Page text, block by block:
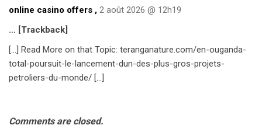
online casino offers , 2 août 2026 @ 12h19
… [Trackback]
[…] Read More on that Topic: teranganature.com/en-ouganda-
total-poursuit-le-lancement-dun-des-plus-gros-projets-
petroliers-du-monde/ […]
Comments are closed.